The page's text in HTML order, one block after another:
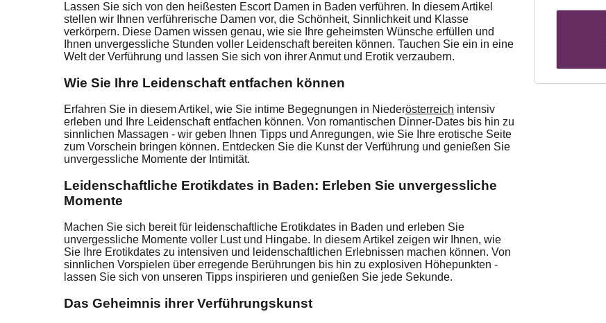
Lassen Sie sich von den heißesten Escort Damen in Baden verführen. In diesem Artikel
stellen wir Ihnen verführerische Damen vor, die Schönheit, Sinnlichkeit und Klasse
verkörpern. Diese Damen wissen genau, wie sie Ihre geheimsten Wünsche erfüllen und
Ihnen unvergessliche Stunden voller Leidenschaft bereiten können. Tauchen Sie ein in eine
Welt der Verführung und lassen Sie sich von ihrer Anmut und Erotik verzaubern.
Wie Sie Ihre Leidenschaft entfachen können
Erfahren Sie in diesem Artikel, wie Sie intime Begegnungen in Niederösterreich intensiv
erleben und Ihre Leidenschaft entfachen können. Von romantischen Dinner-Dates bis hin zu
sinnlichen Massagen - wir geben Ihnen Tipps und Anregungen, wie Sie Ihre erotische Seite
zum Vorschein bringen können. Entdecken Sie die Kunst der Verführung und genießen Sie
unvergessliche Momente der Intimität.
Leidenschaftliche Erotikdates in Baden: Erleben Sie unvergessliche
Momente
Machen Sie sich bereit für leidenschaftliche Erotikdates in Baden und erleben Sie
unvergessliche Momente voller Lust und Hingabe. In diesem Artikel zeigen wir Ihnen, wie
Sie Ihre Erotikdates zu intensiven und leidenschaftlichen Erlebnissen machen können. Von
sinnlichen Vorspielen über erregende Berührungen bis hin zu explosiven Höhepunkten -
lassen Sie sich von unseren Tipps inspirieren und genießen Sie jede Sekunde.
Das Geheimnis ihrer Verführungskunst